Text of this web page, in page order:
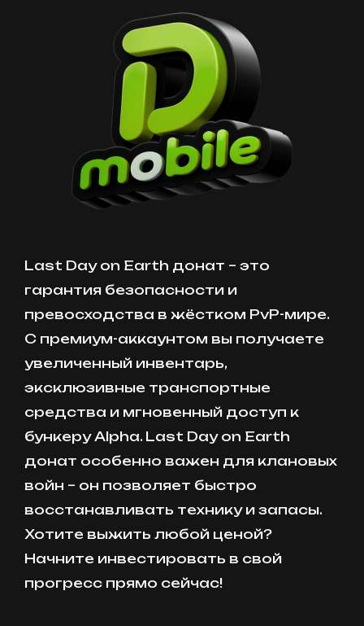
Last Day on Earth донат – это
гарантия безопасности и
превосходства в жёстком PvP-мире.
С премиум-аккаунтом вы получаете
увеличенный инвентарь,
эксклюзивные транспортные
средства и мгновенный доступ к
бункеру Alpha. Last Day on Earth
донат особенно важен для клановых
войн – он позволяет быстро
восстанавливать технику и запасы.
Хотите выжить любой ценой?
Начните инвестировать в свой
прогресс прямо сейчас!